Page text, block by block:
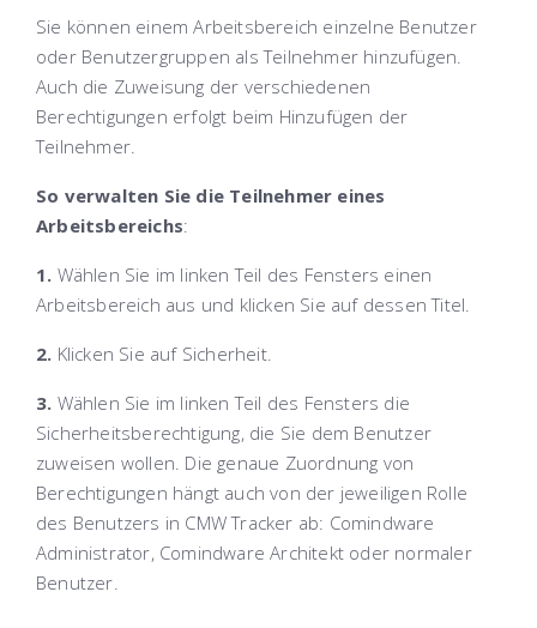
Sie können einem Arbeitsbereich einzelne Benutzer
oder Benutzergruppen als Teilnehmer hinzufügen.
Auch die Zuweisung der verschiedenen
Berechtigungen erfolgt beim Hinzufügen der
Teilnehmer.
So verwalten Sie die Teilnehmer eines
Arbeitsbereichs:
1. Wählen Sie im linken Teil des Fensters einen
Arbeitsbereich aus und klicken Sie auf dessen Titel.
2. Klicken Sie auf Sicherheit.
3. Wählen Sie im linken Teil des Fensters die
Sicherheitsberechtigung, die Sie dem Benutzer
zuweisen wollen. Die genaue Zuordnung von
Berechtigungen hängt auch von der jeweiligen Rolle
des Benutzers in CMW Tracker ab: Comindware
Administrator, Comindware Architekt oder normaler
Benutzer.